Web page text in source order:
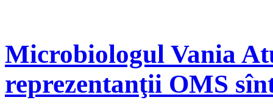
Microbiologul Vania
reprezentanţii OMS